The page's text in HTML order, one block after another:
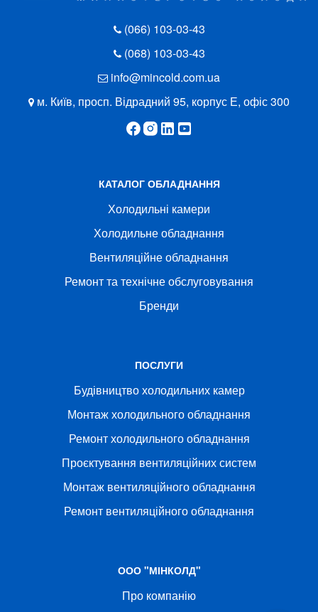
(066) 103-03-43
(068) 103-03-43
info@mincold.com.ua
м. Київ, просп. Відрадний 95, корпус Е, офіс 300
КАТАЛОГ ОБЛАДНАННЯ
Холодильні камери
Холодильне обладнання
Вентиляційне обладнання
Ремонт та технічне обслуговування
Бренди
ПОСЛУГИ
Будівництво холодильних камер
Монтаж холодильного обладнання
Ремонт холодильного обладнання
Проєктування вентиляційних систем
Монтаж вентиляційного обладнання
Ремонт вентиляційного обладнання
ООО "МІНКОЛД"
Про компанію